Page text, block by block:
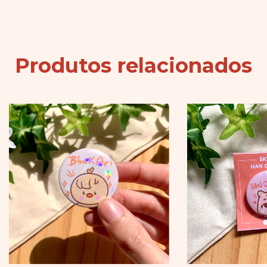
Produtos relacionados